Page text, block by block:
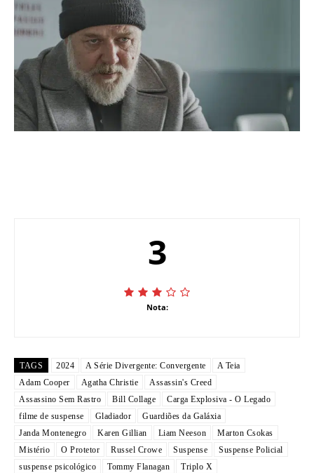
3
Nota:
TAGS 2024 A Série Divergente: Convergente
A Teia
Adam Cooper
Agatha Christie
Assassin's Creed
Assassino Sem Rastro
Bill Collage
Carga Explosiva - O Legado
filme de suspense
Gladiador
Guardiões da Galáxia
Janda Montenegro
Karen Gillian Liam Neeson
Marton Csokas
Mistério
O Protetor Russel Crowe Suspense
Suspense Policial
suspense psicológico
Tommy Flanagan Triplo X